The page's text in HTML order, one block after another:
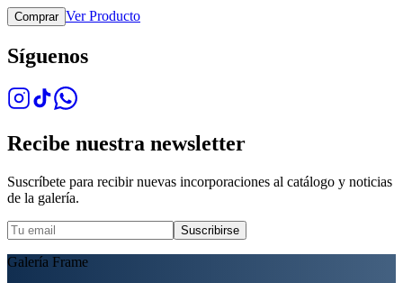
Comprar Ver Producto
Síguenos
Recibe nuestra newsletter
Suscríbete para recibir nuevas incorporaciones al catálogo y noticias
de la galería.
Suscribirse
Galería Frame